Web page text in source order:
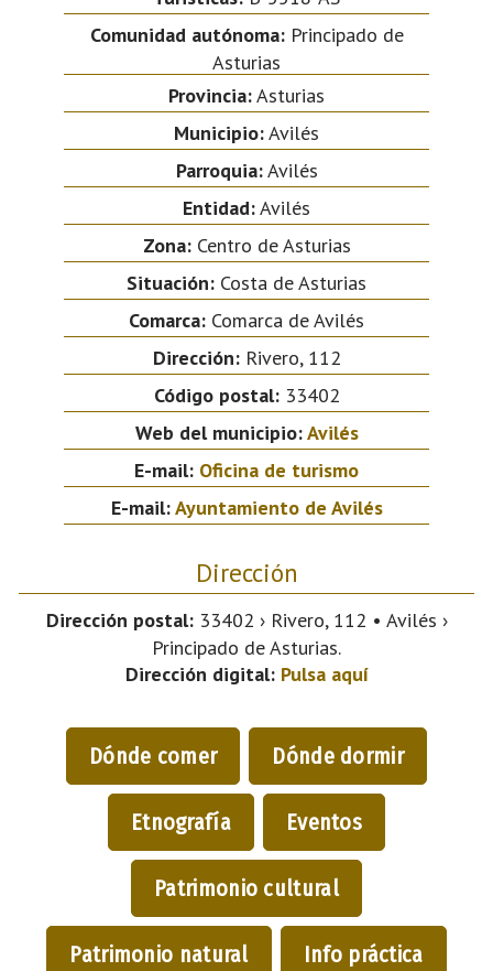
Comunidad autónoma:Principado de
Asturias
Provincia:Asturias
Municipio:Avilés
Parroquia:Avilés
Entidad:Avilés
Zona:Centro de Asturias
Situación: Costa de Asturias
Comarca: Comarca de Avilés
Dirección:Rivero, 112
Código postal:33402
Web del municipio:Avilés
E-mail: Oficina de turismo
E-mail:Ayuntamiento de Avilés
Dirección
Dirección postal:33402 › Rivero, 112 • Avilés ›
Principado de Asturias.
Dirección digital: Pulsa aquí
Dónde comer Dónde dormir
Etnografía Eventos
Patrimonio cultural
Patrimonio natural Info práctica